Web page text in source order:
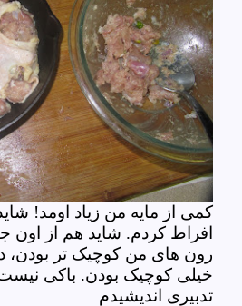
کمی از مایه من زیاد اومد!
افراط کردم. شاید هم از اون
رون های من کوچیک تر بودن،
خیلی کوچیک بودن. باکی
تدبیری اندیشیدم